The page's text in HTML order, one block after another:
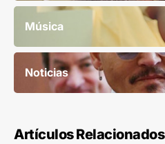
Música
Noticias
Artículos Relacionados